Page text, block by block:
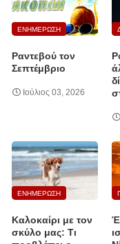
ΕΝΗΜΕΡΩΣΗ
Ραντεβού τον
Σεπτέμβριο
Ιούλιος 03, 2026
ΕΝΗΜΕΡΩΣΗ
Καλοκαίρι με τον
σκύλο μας: Τι